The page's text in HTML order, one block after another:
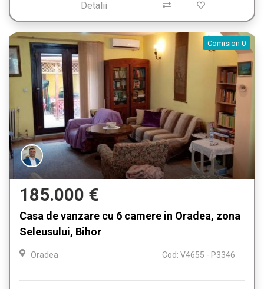
Detalii
Comision 0
185.000 €
Casa de vanzare cu 6 camere in Oradea, zona
Seleusului, Bihor
Oradea Cod: V4655 - P3346